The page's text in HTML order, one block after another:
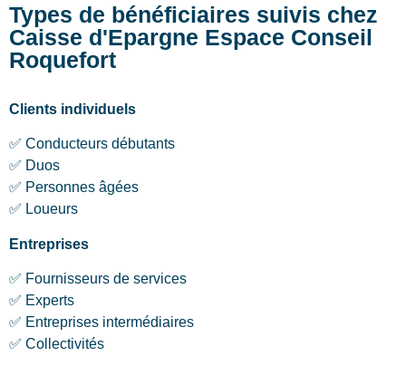
Types de bénéficiaires suivis chez
Caisse d'Epargne Espace Conseil
Roquefort
Clients individuels
✅ Conducteurs débutants
✅ Duos
✅ Personnes âgées
✅ Loueurs
Entreprises
✅ Fournisseurs de services
✅ Experts
✅ Entreprises intermédiaires
✅ Collectivités